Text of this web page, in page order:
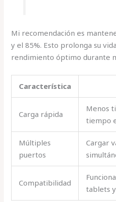
Mi recomendación es
y el 85%. Esto prolonga su
rendimiento óptimo durante
Característica
Carga rápida
Menos
tiempo
Múltiples
puertos
Cargar
Compatibilidad
tablets